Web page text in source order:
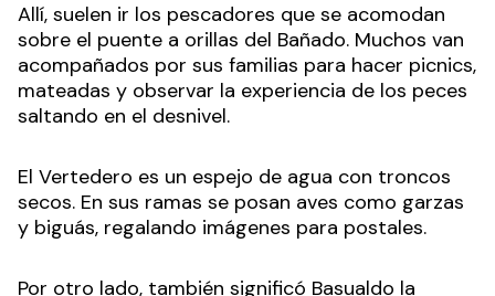
Allí, suelen ir los pescadores que se acomodan
sobre el puente a orillas del Bañado. Muchos van
acompañados por sus familias para hacer picnics,
mateadas y observar la experiencia de los peces
saltando en el desnivel.
El Vertedero es un espejo de agua con troncos
secos. En sus ramas se posan aves como garzas
y biguás, regalando imágenes para postales.
Por otro lado, también significó Basualdo la